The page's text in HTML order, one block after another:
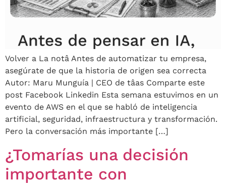
Volver a La notâ Antes de automatizar tu empresa,
asegúrate de que la historia de origen sea correcta
Autor: Maru Munguía | CEO de tâas Comparte este
post Facebook Linkedin Esta semana estuvimos en un
evento de AWS en el que se habló de inteligencia
artificial, seguridad, infraestructura y transformación.
Pero la conversación más importante […]
¿Tomarías una decisión
importante con